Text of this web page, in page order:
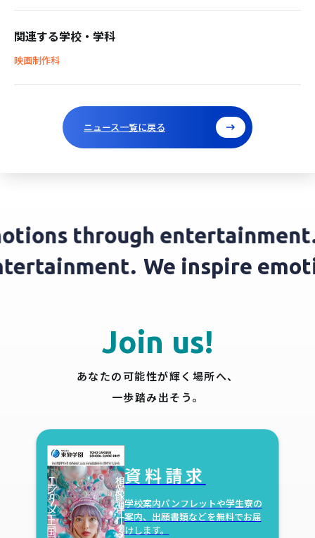
関連する学校・学科
映画制作科
ニュース一覧に戻る
through entertainment.
We inspire
Join us!
あなたの可能性が輝く場所へ、
一歩踏み出そう。
資料請求
学校案内パンフレットや学生寮の
案内、出願書類などを無料でお届
けします。